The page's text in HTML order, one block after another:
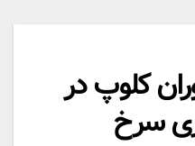
کلوپ در
سرخ